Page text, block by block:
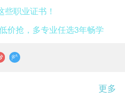
些职业证书！
价抢，多专业任选3年畅学
更多